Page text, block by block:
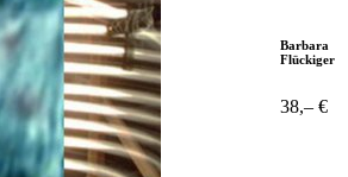
Barbara
Flückiger
38,– €